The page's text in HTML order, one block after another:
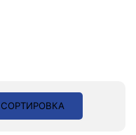
СОРТИРОВКА